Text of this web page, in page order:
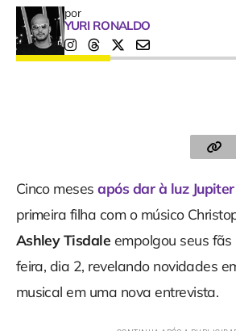
por
YURI RONALDO
Cinco mesesapós dar à luz
primeira filha com o músico
Ashley Tisdale empolgou seus
feira, dia 2, revelando novidades
musical em uma nova entrevista.